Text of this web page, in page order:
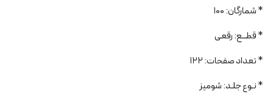
* شمارگان: 100
* قطــع: رقعی
* تعداد صفحات: 122
* نـوع جلـد: شومیز